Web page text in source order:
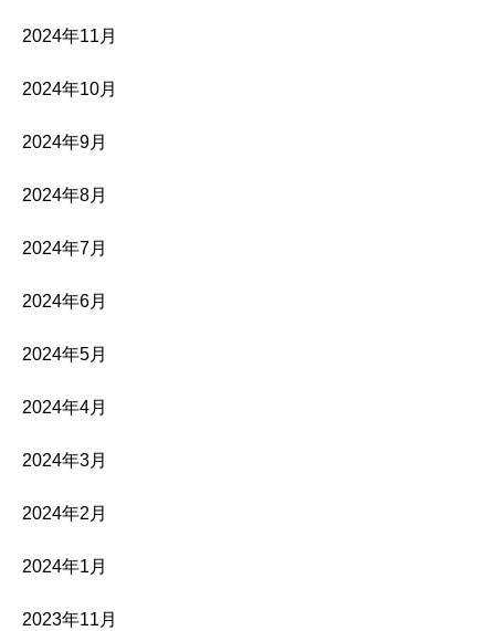
2024年11月
2024年10月
2024年9月
2024年8月
2024年7月
2024年6月
2024年5月
2024年4月
2024年3月
2024年2月
2024年1月
2023年11月